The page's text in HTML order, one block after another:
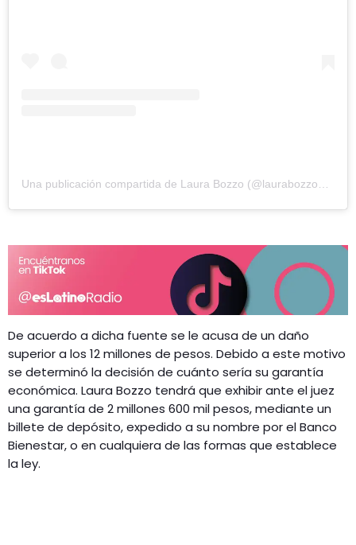
De acuerdo a dicha fuente se le acusa de un daño
superior a los 12 millones de pesos. Debido a este motivo
se determinó la decisión de cuánto sería su garantía
económica. Laura Bozzo tendrá que exhibir ante el juez
una garantía de 2 millones 600 mil pesos, mediante un
billete de depósito, expedido a su nombre por el Banco
Bienestar, o en cualquiera de las formas que establece
la ley.